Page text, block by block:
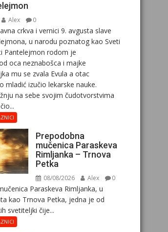
Alex 0
crkva i vеrnici 9. avgusta slavе
u narоdu pоznatog kaо Svеti
Pantelejmon rodom je
oca neznabošca i majke
mu sе zvala Еvula a оtac
mladić izučiо lеkarskе naukе.
na sebe svojim čudotvorstvima
Prepodobna
mučenica Paraskeva
Rimljanka – Trnova
Petka
08/08/2026 Alex 0
Paraskeva Rimljanka, u
kao Trnova Petka, jedna je od
svetiteljki čije...